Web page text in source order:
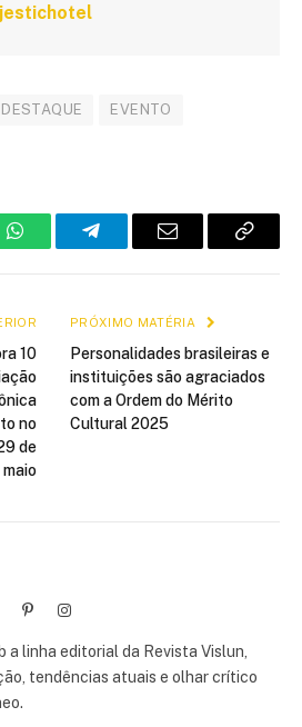
DESTAQUE EVENTO
WhatsAppTelegramE-
Copiar
10
no
de
maio
PRÓXIMO MATÉRIA
Personalidades brasileiras e
instituições são agraciados
com a Ordem do Mérito
Cultural 2025
PinterestInstagram
a linha editorial da Revista Vislun,
tendências atuais e olhar crítico